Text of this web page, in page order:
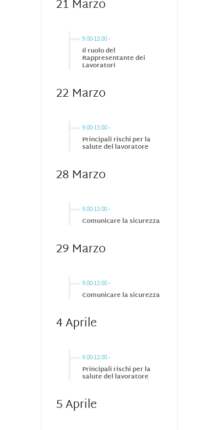
21 Marzo
9.00-13.00-
Il ruolo del
Rappresentante dei
Lavoratori
22 Marzo
9.00-13.00-
Principali rischi per la
salute del lavoratore
28 Marzo
9.00-13.00-
Comunicare la sicurezza
29 Marzo
9.00-13.00-
Comunicare la sicurezza
4 Aprile
9.00-13.00-
Principali rischi per la
salute del lavoratore
5 Aprile